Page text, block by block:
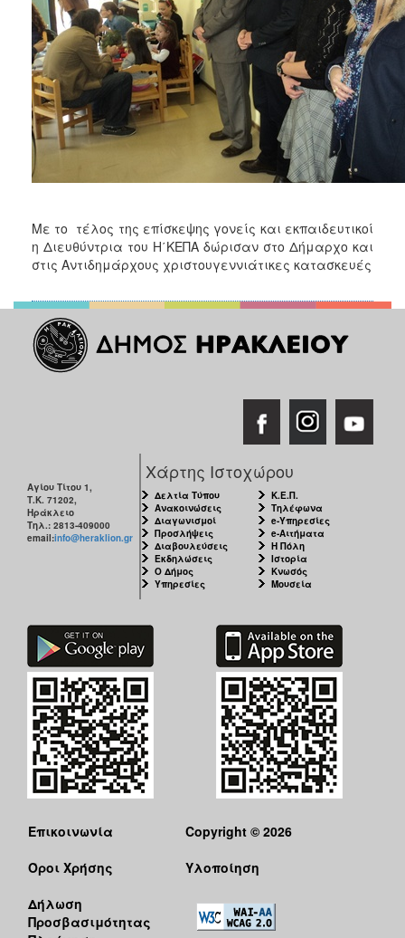
Με το τέλος της επίσκεψης γονείς και εκπαιδευτικοί
η Διευθύντρια του Η΄ΚΕΠΑ δώρισαν στο Δήμαρχο και
στις Αντιδημάρχους χριστουγεννιάτικες κατασκευές
Αγίου Τίτου 1,
Τ.Κ. 71202,
Ηράκλειο
Τηλ.: 2813-409000
email:info@heraklion.gr
Χάρτης Ιστοχώρου
Δελτία Τύπου
Ανακοινώσεις
Διαγωνισμοί
Προσλήψεις
Διαβουλεύσεις
Εκδηλώσεις
Ο Δήμος
Υπηρεσίες
Κ.Ε.Π.
Τηλέφωνα
e-Υπηρεσίες
e-Αιτήματα
Η Πόλη
Ιστορία
Κνωσός
Μουσεία
Επικοινωνία
Όροι Χρήσης
Δήλωση
Προσβασιμότητας
Copyright © 2026
Υλοποίηση